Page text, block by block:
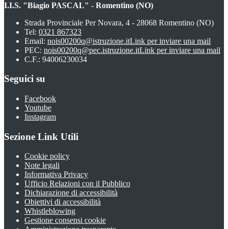
I.I.S. "Biagio PASCAL" - Romentino (NO)
Strada Provinciale Per Novara, 4 - 28068 Romentino (NO)
Tel: 0321 867323
Email: nois00200q@istruzione.itLink per inviare una mail
PEC: nois00200q@pec.istruzione.itLink per inviare una mail
C.F.: 94006230034
Seguici su
Facebook
Youtube
Instagram
Sezione Link Utili
Cookie policy
Note legali
Informativa Privacy
Ufficio Relazioni con il Pubblico
Dichiarazione di accessibilità
Obiettivi di accessibilità
Whistleblowing
Gestione consensi cookie